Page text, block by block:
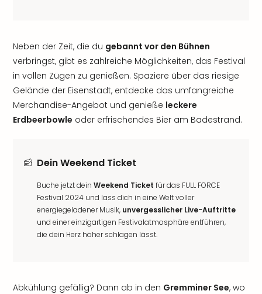
Neben der Zeit, die du gebannt vor den Bühnen
verbringst, gibt es zahlreiche Möglichkeiten, das Festival
in vollen Zügen zu genießen. Spaziere über das riesige
Gelände der Eisenstadt, entdecke das umfangreiche
Merchandise-Angebot und genieße leckere
Erdbeerbowle oder erfrischendes Bier am Badestrand.
Dein Weekend Ticket
Buche jetzt dein Weekend Ticket für das FULL FORCE
Festival 2024 und lass dich in eine Welt voller
energiegeladener Musik, unvergesslicher Live-Auftritte
und einer einzigartigen Festivalatmosphäre entführen,
die dein Herz höher schlagen lässt.
Abkühlung gefällig? Dann ab in den Gremminer See, wo